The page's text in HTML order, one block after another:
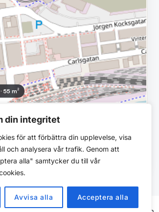
din integritet
för att förbättra din upplevelse, visa
och analysera vår trafik. Genom att
alla" samtycker du till vår
Avvisa alla Acceptera alla
55 m²
SEK/mo
AB
Elevator